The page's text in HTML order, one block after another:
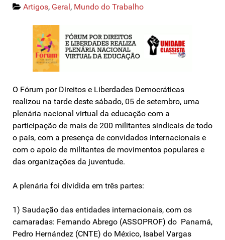
Artigos, Geral, Mundo do Trabalho
O Fórum por Direitos e Liberdades Democráticas
realizou na tarde deste sábado, 05 de setembro, uma
plenária nacional virtual da educação com a
participação de mais de 200 militantes sindicais de todo
o país, com a presença de convidados internacionais e
com o apoio de militantes de movimentos populares e
das organizações da juventude.
A plenária foi dividida em três partes:
1) Saudação das entidades internacionais, com os
camaradas: Fernando Abrego (ASSOPROF) do Panamá,
Pedro Hernández (CNTE) do México, Isabel Vargas